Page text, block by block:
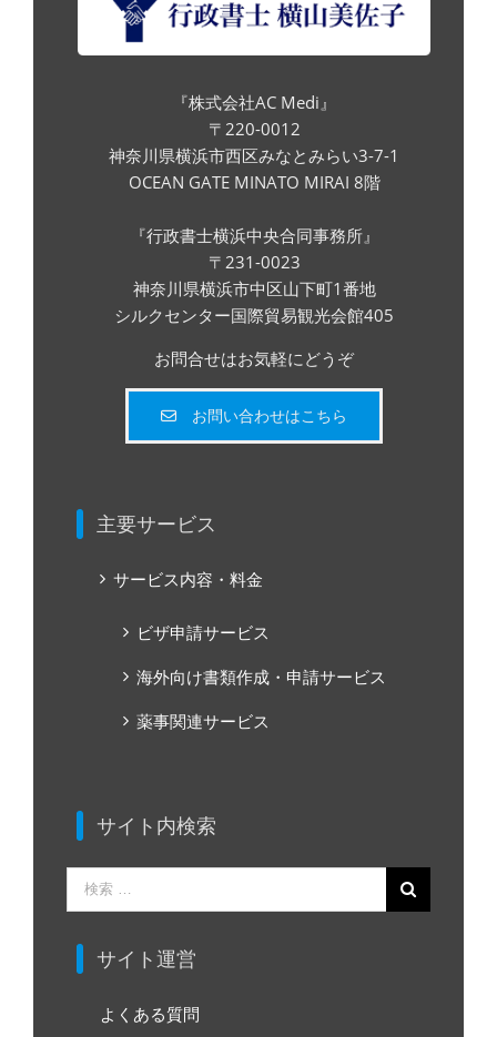
『株式会社AC Medi』
〒220-0012
神奈川県横浜市西区みなとみらい3-7-1
OCEAN GATE MINATO MIRAI 8階
『行政書士横浜中央合同事務所』
〒231-0023
神奈川県横浜市中区山下町1番地
シルクセンター国際貿易観光会館405
お問合せはお気軽にどうぞ
お問い合わせはこちら
主要サービス
サービス内容・料金
ビザ申請サービス
海外向け書類作成・申請サービス
薬事関連サービス
サイト内検索
索
サイト運営
よくある質問